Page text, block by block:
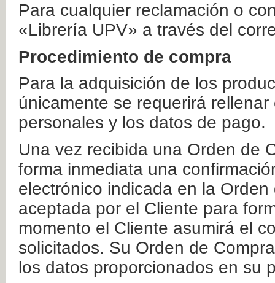
Para cualquier reclamación o
«Librería UPV» a través del
Procedimiento de compra
Para la adquisición de los
únicamente se requerirá
personales y los datos de pago.
Una vez recibida una Orden de
forma inmediata una
electrónico indicada en la
aceptada por el Cliente para
momento el Cliente asumirá el
solicitados. Su Orden de
los datos proporcionados en su